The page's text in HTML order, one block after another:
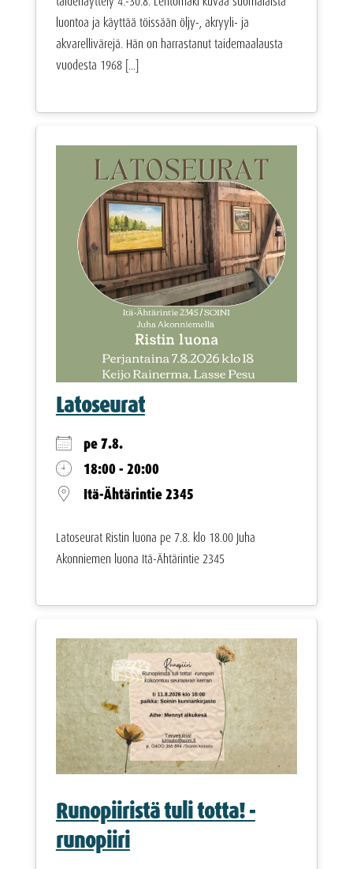
luontoa ja käyttää töissään öljy-, akryyli- ja
akvarellivärejä. Hän on harrastanut taidemaalausta
vuodesta 1968 [...]
Latoseurat
pe 7.8.
18:00 - 20:00
Itä-Ähtärintie 2345
Latoseurat Ristin luona pe 7.8. klo 18.00 Juha
Akonniemen luona Itä-Ähtärintie 2345
Runopiiristä tuli totta! -
runopiiri